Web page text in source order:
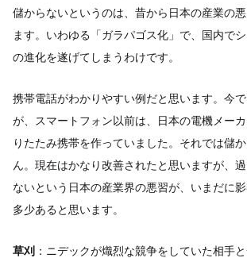
儲からないというのは、昔から日本の産業の
ます。いわゆる「ガラパゴス化」で、国内で
の進化を遂げてしまうわけです。
携帯電話がわかりやすい例だと思います。今
が、スマートフォン以前は、日本の電機メー
りたたみ携帯を作っていました。それでは儲
ん。現在はかなり改善されたと思いますが、
ないという日本の産業界の悪習が、いまだに
多少あると思います。
草刈 ：ニデックが熾烈な競争をしていた相手